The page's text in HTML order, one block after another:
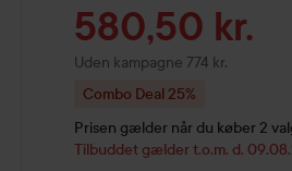
Tilbudspris
580,50 kr.
Uden kampagne 774 kr.
Combo Deal 25%
Prisen gælder når du køber 2
Tilbuddet gælder t.o.m. d.